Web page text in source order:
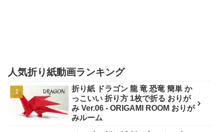
人気折り紙動画ランキング
折り紙 ドラゴン 龍 竜 恐竜 簡単 か
っこいい 折り方 1枚で折る おりが
み Ver.06 - ORIGAMI ROOM おりが
みルーム